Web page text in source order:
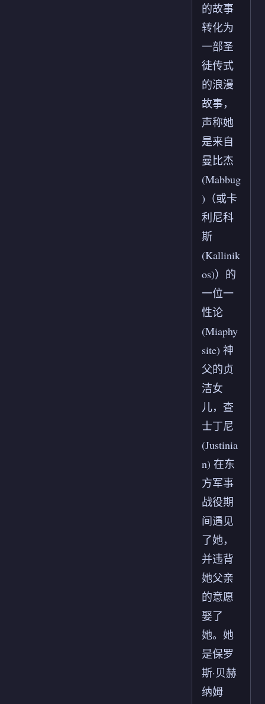
的故事
转化为
一部圣
徒传式
的浪漫
故事，
声称她
是来自
曼比杰
(Mabbug
)（或卡
利尼科
斯
(Kallinik
os)）的
一位一
性论
(Miaphy
site) 神
父的贞
洁女
儿，查
士丁尼
(Justinia
n) 在东
方军事
战役期
间遇见
了她，
并违背
她父亲
的意愿
娶了
她。她
是保罗
斯·贝赫
纳姆